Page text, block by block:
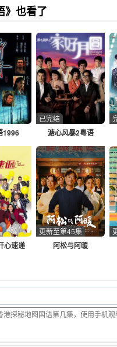
》也看了
1996 溏心风暴2粤语
已完结
心速递
阿松与阿暖
更新至第45集